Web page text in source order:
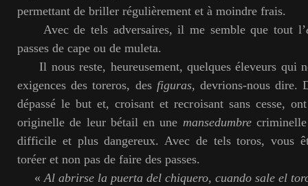
permettant de briller régulièrement et à moindre frais.
Avec de tels adversaires, il me semble que tout l’
passes de cape ou de muleta.
Il nous reste, heureusement, quelques éleveurs qui
exigences des toreros, des figuras, devrions-nous dire.
dépassé le but et, croisant et recroisant sans cesse,
originelle de leur bétail en une mansedumbrecriminelle
difficile et plus dangereux. Avec de tels toros, vous
toréer et non pas de faire des passes.
«Al abrirse la puerta del chiquero, cuando sale el